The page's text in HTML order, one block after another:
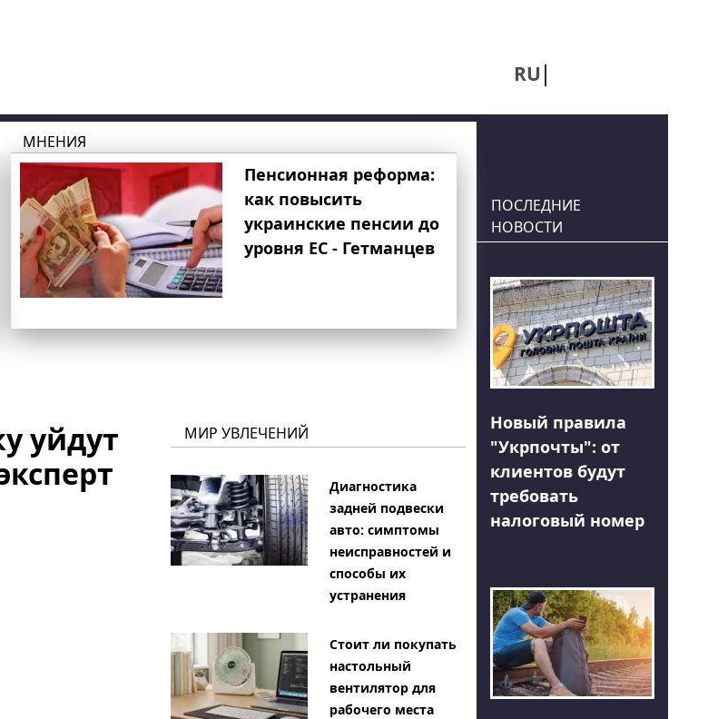
RU
МНЕНИЯ
Пенсионная реформа:
как повысить
украинские пенсии до
уровня ЕС - Гетманцев
уйдут
МИР УВЛЕЧЕНИЙ
Диагностика
задней подвески
авто: симптомы
неисправностей и
способы их
устранения
Стоит ли покупать
настольный
вентилятор для
рабочего места
ПОСЛЕДНИЕ
НОВОСТИ
Новый правила
"Укрпочты": от
клиентов будут
требовать
налоговый номер